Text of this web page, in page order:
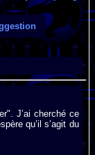
J’ai cherché ce
qu’il s’agit du